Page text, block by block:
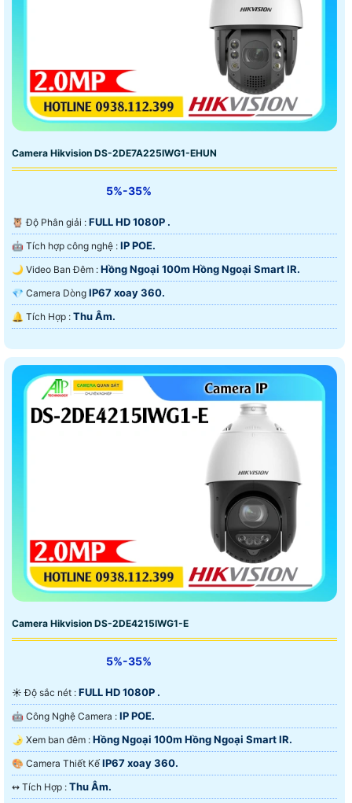
Camera Hikvision DS-2DE7A225IWG1-EHUN
5%-35%
🦉 Độ Phân giải : FULL HD 1080P .
🤖️ Tích hợp công nghệ : IP POE.
🌙 Video Ban Đêm : Hồng Ngoại 100m Hồng Ngoại Smart IR.
💎 Camera Dòng IP67 xoay 360.
️🔔 Tích Hợp : Thu Âm.
Camera Hikvision DS-2DE4215IWG1-E
5%-35%
☀️ Độ sắc nét : FULL HD 1080P .
🤖️ Công Nghệ Camera : IP POE.
🌛 Xem ban đêm : Hồng Ngoại 100m Hồng Ngoại Smart IR.
🎨 Camera Thiết Kế IP67 xoay 360.
️↭ Tích Hợp : Thu Âm.